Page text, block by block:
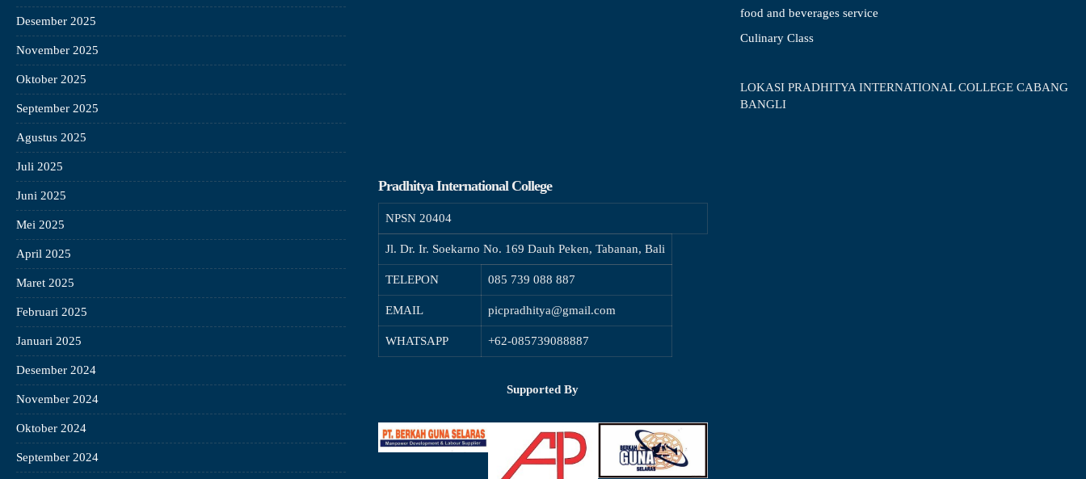
Desember 2025
November 2025
Oktober 2025
September 2025
Agustus 2025
Juli 2025
Juni 2025
Mei 2025
April 2025
Maret 2025
Februari 2025
Januari 2025
Desember 2024
November 2024
Oktober 2024
September 2024
Pradhitya International College
NPSN 20404
Jl. Dr. Ir. Soekarno No. 169 Dauh Peken, Tabanan, Bali
TELEPON 085 739 088 887
EMAIL picpradhitya@gmail.com
WHATSAPP +62-085739088887
Supported By
food and beverages service
Culinary Class
LOKASI PRADHITYA INTERNATIONAL COLLEGE CABANG
BANGLI